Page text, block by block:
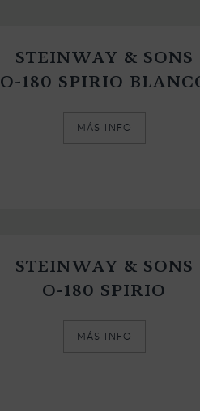
STEINWAY & SONS
O-180 SPIRIO
MÁS INFO
STEINWAY & SONS
O-180 SPIRIO
MÁS INFO